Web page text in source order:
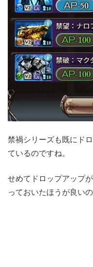
禁禍シリーズも既にド
ているのですね。
せめてドロップアップ
っておいたほうが良い